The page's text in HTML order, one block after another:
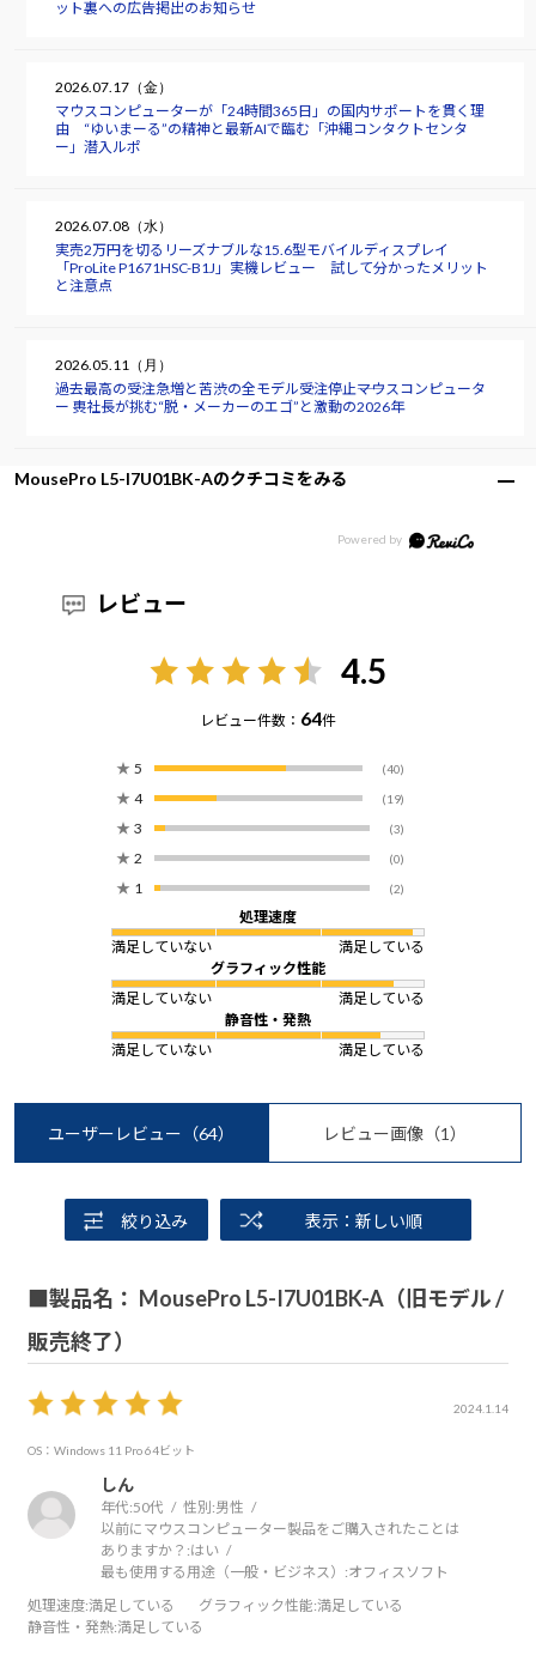
ット裏への広告掲出のお知らせ
2026.07.17（金）
マウスコンピューターが「24時間365日」の国内サポートを貫く理
由 “ゆいまーる”の精神と最新AIで臨む「沖縄コンタクトセンタ
ー」潜入ルポ
2026.07.08（水）
実売2万円を切るリーズナブルな15.6型モバイルディスプレイ
「ProLite P1671HSC-B1J」実機レビュー 試して分かったメリット
と注意点
2026.05.11（月）
過去最高の受注急増と苦渋の全モデル受注停止――マウスコンピュータ
ー 軣社長が挑む“脱・メーカーのエゴ”と激動の2026年
MousePro L5-I7U01BK-Aのクチコミをみる
レビュー
4.5
レビュー件数： 64件
★ 5 (40)
★ 4 (19)
★ 3 (3)
★ 2 (0)
★ 1 (2)
処理速度
満足していない
満足している
グラフィック性能
満足していない
満足している
静音性・発熱
満足していない
満足している
ユーザーレビュー （64） レビュー画像 （1）
絞り込み 表示：新しい順
■製品名： MousePro L5-I7U01BK-A（旧モデル /
販売終了）
2024.1.14
OS：Windows 11 Pro 64ビット
しん
年代:50代 性別:男性
以前にマウスコンピューター製品をご購入されたことは
ありますか？:はい
最も使用する用途（一般・ビジネス）:オフィスソフト
処理速度:満足している グラフィック性能:満足している
静音性・発熱:満足している